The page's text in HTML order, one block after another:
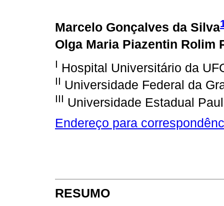
Marcelo Gonçalves da Silva
Olga Maria Piazentin Rolim
I Hospital Universitário da
II Universidade Federal da
III Universidade Estadual
Endereço para
RESUMO